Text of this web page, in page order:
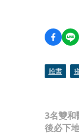
3名雙和
後必下
臉書